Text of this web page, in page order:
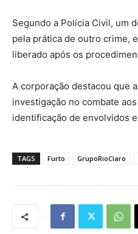
Segundo a Polícia Civil, um
pela prática de outro crime,
liberado após os
A corporação destacou que
investigação no combate
identificação de envolvidos
TAGS Furto GrupoRioClaro